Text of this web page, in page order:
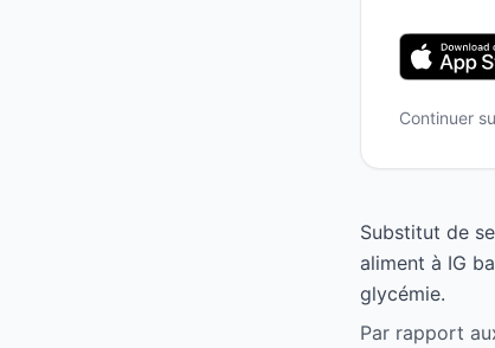
Continuer
Substitut de
aliment à IG
glycémie.
Par rapport